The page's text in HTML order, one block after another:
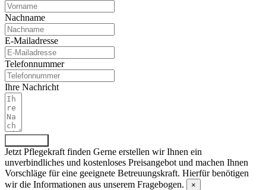
Nachname
E-Mailadresse
Telefonnummer
Ihre Nachricht
Jetzt Pflegekraft finden Gerne erstellen wir Ihnen ein
unverbindliches und kostenloses Preisangebot und machen Ihnen
Vorschläge für eine geeignete Betreuungskraft. Hierfür benötigen
wir die Informationen aus unserem Fragebogen.
×